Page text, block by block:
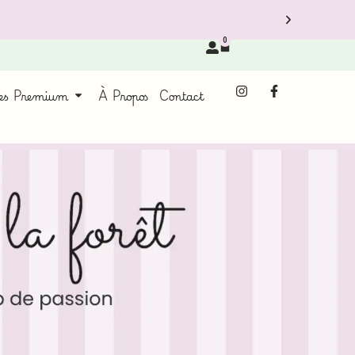
0
Premium À Propos Contact